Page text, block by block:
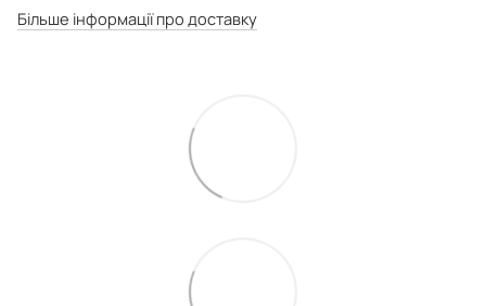
Більше інформації про доставку